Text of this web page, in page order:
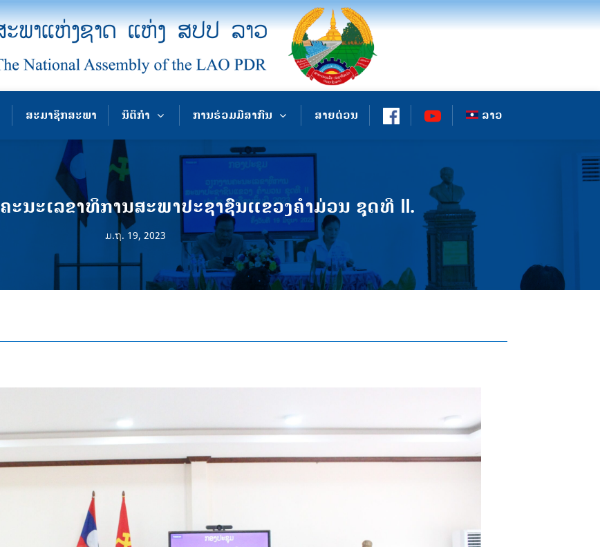
ສະມາຊິກສະພາ ນິຕິກຳ ການຮ່ວມມືສາກົນ ສາຍດ່ວນ ລາວ
ະນະເລຂາທິການສະພາປະຊາຊົນແຂວງຄໍາມ່ວນ ຊຸດທີ II.
ມ.ຖ. 19, 2023